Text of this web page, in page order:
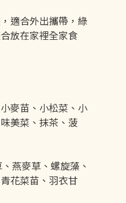
適合外出攜帶，綠
放在家裡全家食
麥苗、小松菜、小
美菜、抹茶、菠
燕麥草、螺旋藻、
花菜苗、羽衣甘